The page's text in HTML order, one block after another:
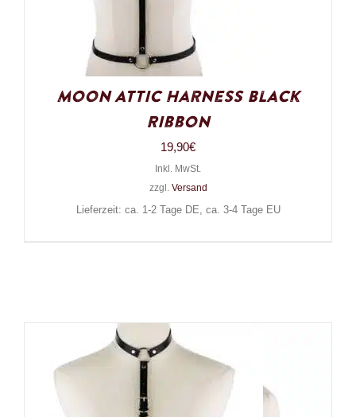
Moon Attic Harness Black
Ribbon
19,90€
Inkl. MwSt.
zzgl. Versand
Lieferzeit: ca. 1-2 Tage DE, ca. 3-4 Tage EU